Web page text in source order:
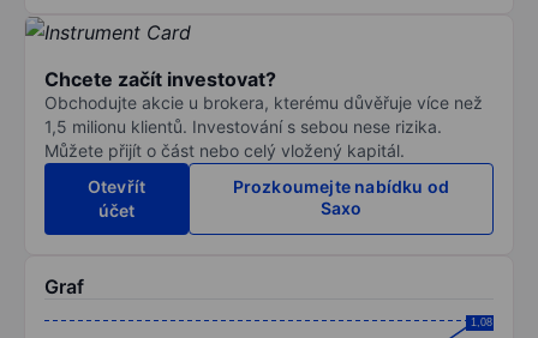
Chcete začít investovat?
Obchodujte akcie u brokera, kterému důvěřuje více než
1,5 milionu klientů. Investování s sebou nese rizika.
Můžete přijít o část nebo celý vložený kapitál.
Otevřít
účet
Prozkoumejte nabídku od
Saxo
Graf
1,08